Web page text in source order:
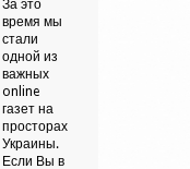
За это
время мы
стали
одной из
важных
online
газет на
просторах
Украины.
Если Вы в